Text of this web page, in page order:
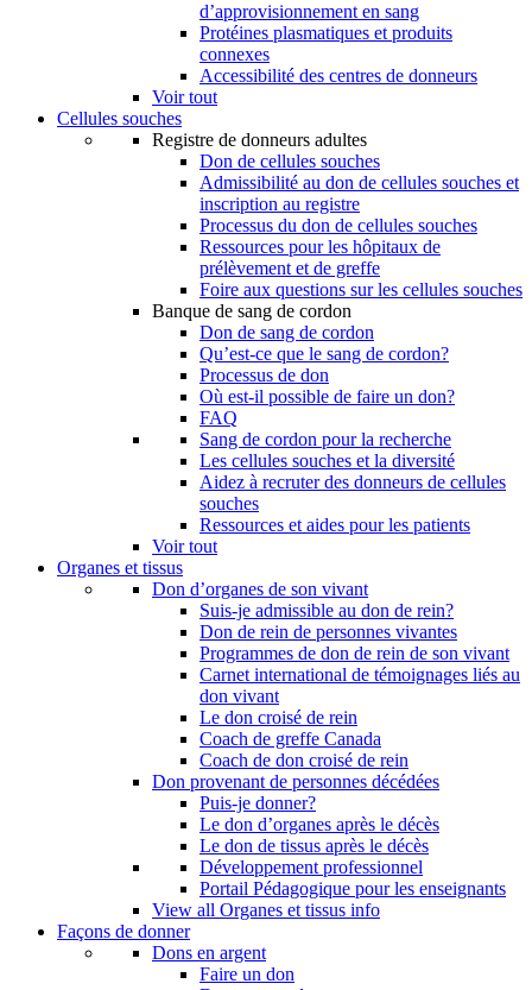
d’approvisionnement en sang
Protéines plasmatiques et produits
connexes
Accessibilité des centres de donneurs
Voir tout
Cellules souches
Registre de donneurs adultes
Don de cellules souches
Admissibilité au don de cellules souches et
inscription au registre
Processus du don de cellules souches
Ressources pour les hôpitaux de
prélèvement et de greffe
Foire aux questions sur les cellules souches
Banque de sang de cordon
Don de sang de cordon
Qu’est-ce que le sang de cordon?
Processus de don
Où est-il possible de faire un don?
FAQ
Sang de cordon pour la recherche
Les cellules souches et la diversité
Aidez à recruter des donneurs de cellules
souches
Ressources et aides pour les patients
Voir tout
Organes et tissus
Don d’organes de son vivant
Suis-je admissible au don de rein?
Don de rein de personnes vivantes
Programmes de don de rein de son vivant
Carnet international de témoignages liés au
don vivant
Le don croisé de rein
Coach de greffe Canada
Coach de don croisé de rein
Don provenant de personnes décédées
Puis-je donner?
Le don d’organes après le décès
Le don de tissus après le décès
Développement professionnel
Portail Pédagogique pour les enseignants
View all Organes et tissus info
Façons de donner
Dons en argent
Faire un don